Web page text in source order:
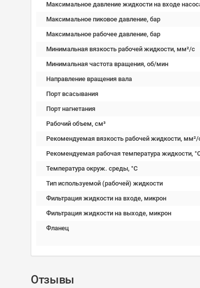
Максимальное давление жидкости на входе
Максимальное пиковое давление, бар
Максимальное рабочее давление, бар
Минимальная вязкость рабочей жидкости, мм²/c
Минимальная частота вращения, об/мин
Направление вращения вала
Порт всасывания
Порт нагнетания
Рабочий объем, см³
Рекомендуемая вязкость рабочей жидкости, мм²/
Рекомендуемая рабочая температура жидкости,
Температура окруж. среды, °C
Тип используемой (рабочей) жидкости
Фильтрация жидкости на входе, микрон
Фильтрация жидкости на выходе, микрон
Фланец
Отзывы